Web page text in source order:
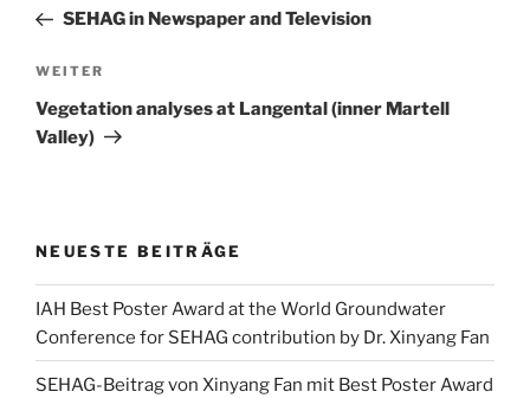
Beitrag
SEHAG in Newspaper and Television
Nächster
Beitrag
WEITER
Vegetation analyses at Langental (inner Martell
Valley)
NEUESTE BEITRÄGE
IAH Best Poster Award at the World Groundwater
Conference for SEHAG contribution by Dr. Xinyang Fan
SEHAG-Beitrag von Xinyang Fan mit Best Poster Award